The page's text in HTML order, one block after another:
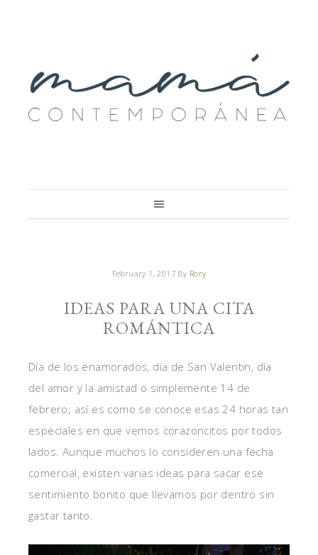
February 1, 2017 By Rory
IDEAS PARA UNA CITA
ROMÁNTICA
Día de los enamorados, día de San Valentin, día
del amor y la amistad o simplemente 14 de
febrero; así es como se conoce esas 24 horas tan
especiales en que vemos corazoncitos por todos
lados. Aunque muchos lo consideren una fecha
comercial, existen varias ideas para sacar ese
sentimiento bonito que llevamos por dentro sin
gastar tanto.